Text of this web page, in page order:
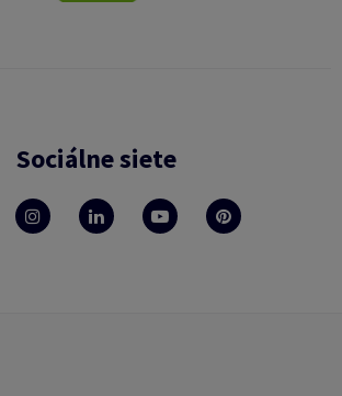
Sociálne siete